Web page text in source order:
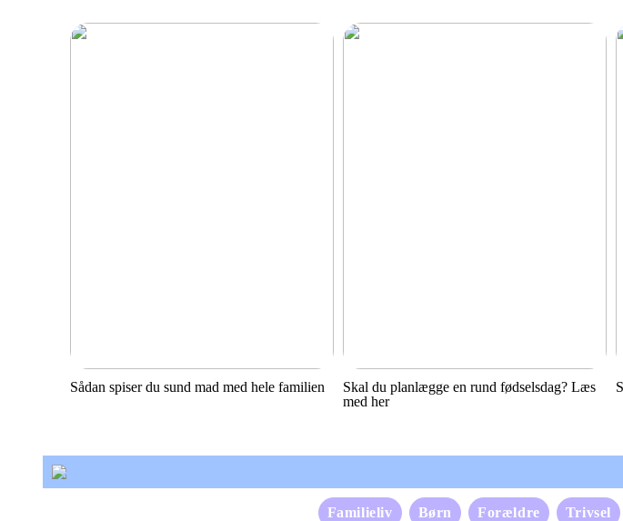
Sådan spiser du sund mad med hele familien
Skal du planlægge en rund fødselsdag? Læs
med her
Familieliv Børn Forældre Trivsel